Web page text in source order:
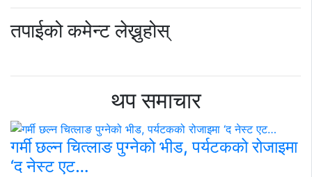
तपाईको कमेन्ट लेख्नुहोस्
थप समाचार
गर्मी छल्न चित्लाङ पुग्नेको भीड, पर्यटकको रोजाइमा
‘द नेस्ट एट…